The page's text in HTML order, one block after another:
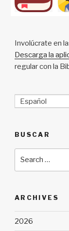
Involúcrate en
Descarga la
regular con la
Español
BUSCAR
ARCHIVES
2026